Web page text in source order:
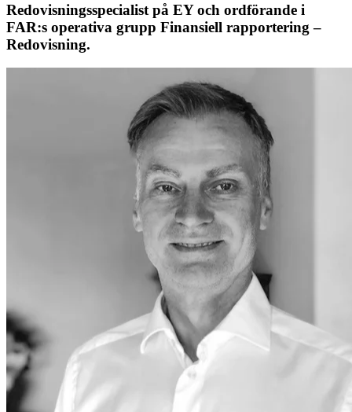
Redovisningsspecialist på EY och ordförande i
FAR:s operativa grupp Finansiell rapportering –
Redovisning.